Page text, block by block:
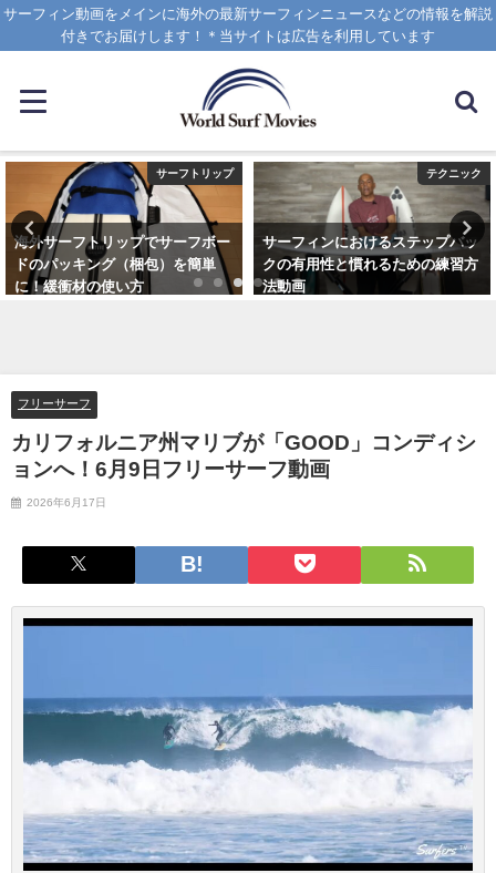
サーフィン動画をメインに海外の最新サーフィンニュースなどの情報を解説
付きでお届けします！＊当サイトは広告を利用しています
サーフトリップ
海外サーフトリップでサーフボー
ドのパッキング（梱包）を簡単
に！緩衝材の使い方
テクニック
サーフィンにおけるステップバッ
クの有用性と慣れるための練習方
法動画
フリーサーフ
カリフォルニア州マリブが「GOOD」コンディシ
ョンへ！6月9日フリーサーフ動画
2026年6月17日